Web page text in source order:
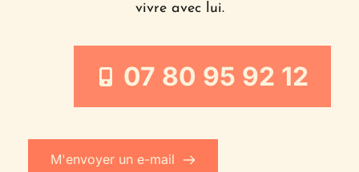
vivre avec lui.
07 80 95 92 12
M'envoyer un e-mail